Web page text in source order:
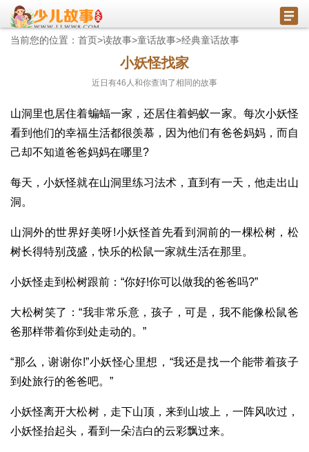
当前您的位置： 首页>读故事>童话故事>经典童话故事
小妖怪找家
近日有46 人和你查询了相同的故事
山洞里也居住着蝙蝠一家，还居住着蚂蚁一家。每次小妖怪
看到他们的幸福生活都很羡慕，因为他们有爸爸妈妈，而自
己却不知道爸爸妈妈在哪里?
每天，小妖怪就在山洞里练习法术，直到有一天，他走出山
洞。
山洞外的世界好美呀!小妖怪首先看到洞前的一棵松树，松
树长得特别茂盛，快乐的松鼠一家就生活在那里。
小妖怪走到松树跟前：“你好!你可以做我的爸爸吗?”
大松树笑了：“我非常乐意，孩子，可是，我不能像松鼠爸
爸那样带着你到处走动的。”
“那么，谢谢你!”小妖怪心里想，“我还是找一个能带着孩子
到处旅行的爸爸吧。”
小妖怪离开大松树，走下山顶，来到山坡上，一阵风吹过，
小妖怪抬起头，看到一朵洁白的云彩飘过来。